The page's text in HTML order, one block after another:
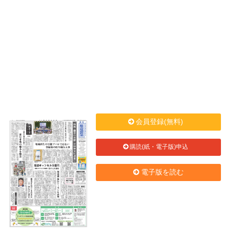
会員登録(無料)
購読(紙・電子版)申込
電子版を読む